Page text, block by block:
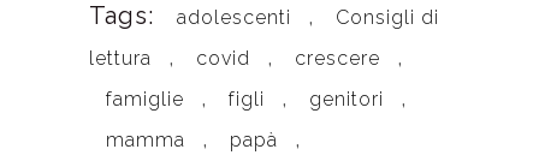
Tags: adolescenti ,
Consigli di
lettura
, covid , crescere ,
famiglie , figli , genitori ,
mamma , papà ,